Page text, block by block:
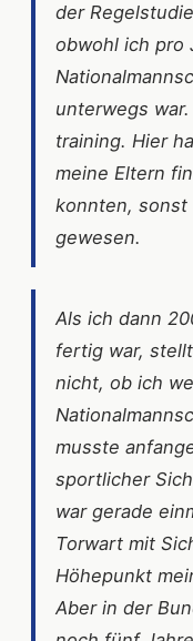
der
obwohl ich pro
unterwegs
training. Hier
meine Eltern
konnten, sonst
gewesen.
Als ich dann
fertig war,
nicht, ob ich
musste
sportlicher
war gerade
Torwart mit
Höhepunkt
Aber in der